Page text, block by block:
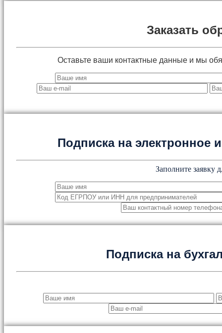
Заказать
Оставьте ваши контактные данные и мы
Подписка на электронное
Заполните заявку
Подписка на